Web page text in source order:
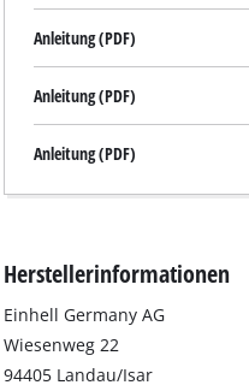
Anleitung (PDF)
Anleitung (PDF)
Anleitung (PDF)
Herstellerinformationen
Einhell Germany AG
Wiesenweg 22
94405 Landau/Isar